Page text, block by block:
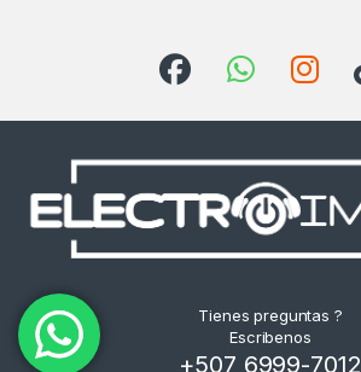
Tienes preguntas ?
Escribenos
+507 6999-7012